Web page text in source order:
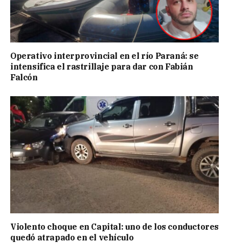
Operativo interprovincial en el río Paraná: se
intensifica el rastrillaje para dar con Fabián
Falcón
Violento choque en Capital: uno de los conductores
quedó atrapado en el vehículo